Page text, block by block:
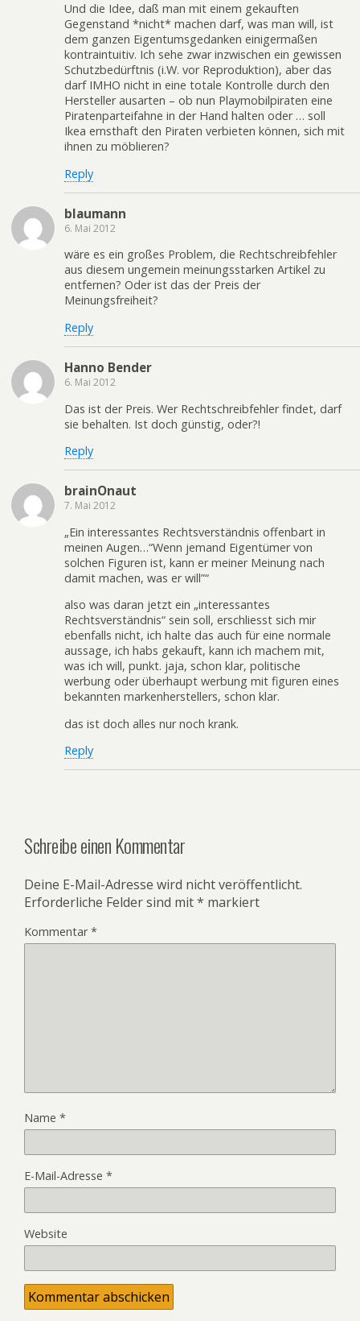
Und die Idee, daß man mit einem gekauften
Gegenstand *nicht* machen darf, was man will, ist
dem ganzen Eigentumsgedanken einigermaßen
kontraintuitiv. Ich sehe zwar inzwischen ein gewissen
Schutzbedürftnis (i.W. vor Reproduktion), aber das
darf IMHO nicht in eine totale Kontrolle durch den
Hersteller ausarten – ob nun Playmobilpiraten eine
Piratenparteifahne in der Hand halten oder … soll
Ikea ernsthaft den Piraten verbieten können, sich mit
ihnen zu möblieren?
Reply
blaumann
6. Mai 2012
wäre es ein großes Problem, die Rechtschreibfehler
aus diesem ungemein meinungsstarken Artikel zu
entfernen? Oder ist das der Preis der
Meinungsfreiheit?
Reply
Hanno Bender
6. Mai 2012
Das ist der Preis. Wer Rechtschreibfehler findet, darf
sie behalten. Ist doch günstig, oder?!
Reply
brainOnaut
7. Mai 2012
„Ein interessantes Rechtsverständnis offenbart in
meinen Augen…“Wenn jemand Eigentümer von
solchen Figuren ist, kann er meiner Meinung nach
damit machen, was er will”“
also was daran jetzt ein „interessantes
Rechtsverständnis“ sein soll, erschliesst sich mir
ebenfalls nicht, ich halte das auch für eine normale
aussage, ich habs gekauft, kann ich machem mit,
was ich will, punkt. jaja, schon klar, politische
werbung oder überhaupt werbung mit figuren eines
bekannten markenherstellers, schon klar.
das ist doch alles nur noch krank.
Reply
Schreibe einen Kommentar
Deine E-Mail-Adresse wird nicht veröffentlicht.
Erforderliche Felder sind mit* markiert
Kommentar*
Name *
E-Mail-Adresse *
Website